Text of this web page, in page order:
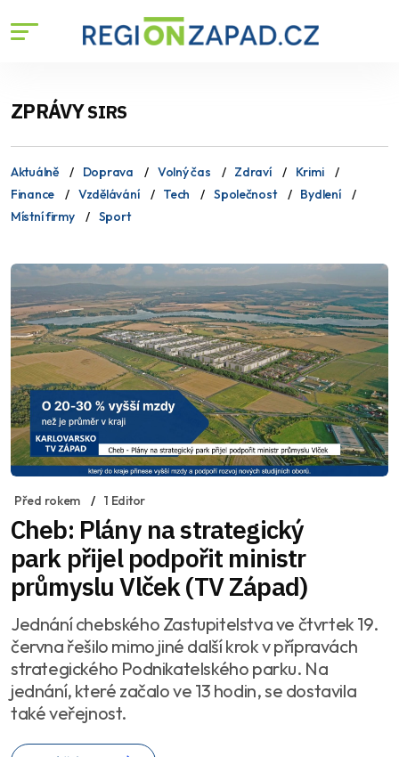
ZPRÁVYSIRS
Aktuálně Doprava Volný čas Zdraví
Krimi
Finance
Vzdělávání Tech Společnost
Bydlení
Místní firmy
Sport
Před rokem 1 Editor
Cheb: Plány na strategický
park přijel podpořit ministr
průmyslu Vlček (TV Západ)
Jednání chebského Zastupitelstva ve čtvrtek 19.
června řešilo mimo jiné další krok v přípravách
strategického Podnikatelského parku. Na
jednání, které začalo ve 13 hodin, se dostavila
také veřejnost.